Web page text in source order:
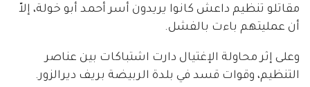
مقاتلو تنظيم داعش كانوا يريدون أسر أحمد أبو خولة، إلاّ
أن عمليتهم باءت بالفشل.
وعلى إثر محاولة الإغتيال دارت اشتباكات بين عناصر
التنظيم، وقوات قسد في بلدة الربيضة بريف ديرالزور.